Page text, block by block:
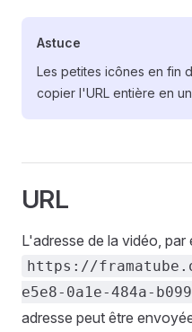
Astuce
Les petites icônes en fin
copier l'URL entière en
URL
L'adresse de la vidéo, par
https://
e5e8-0a1e-484a-
adresse peut être